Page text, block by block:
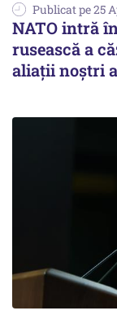
Publicat pe 25
NATO intră
rusească a
aliații noștri